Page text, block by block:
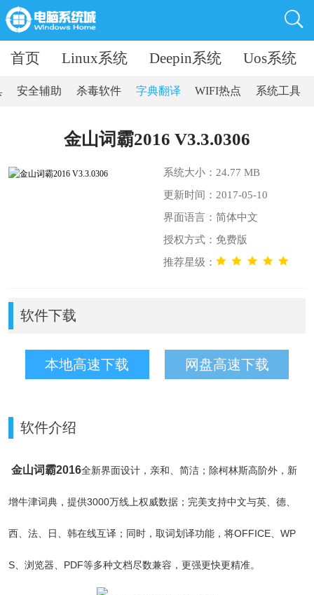
首页 Linux系统 Deepin系统 Uos系统
安全辅助 杀毒软件 字典翻译 WIFI热点 系统工具
金山词霸2016 V3.3.0306
系统大小：24.77 MB
更新时间：2017-05-10
界面语言：简体中文
授权方式：免费版
推荐星级：
软件下载
本地高速下载 网盘高速下载
软件介绍
金山词霸2016全新界面设计，亲和、简洁；除柯林斯高阶外，新
增牛津词典，提供3000万线上权威数据；完美支持中文与英、德、
西、法、日、韩在线互译；同时，取词划译功能，将OFFICE、WP
S、浏览器、PDF等多种文档尽数兼容，更强更快更精准。